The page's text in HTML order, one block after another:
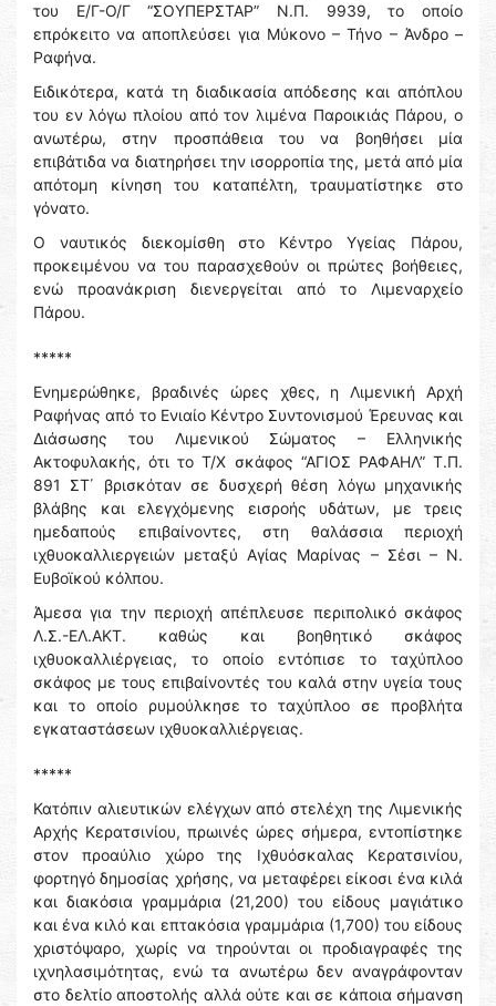
του Ε/Γ-Ο/Γ “ΣΟΥΠΕΡΣΤΑΡ” Ν.Π. 9939, το οποίο
επρόκειτο να αποπλεύσει για Μύκονο – Τήνο – Άνδρο –
Ραφήνα.
Ειδικότερα, κατά τη διαδικασία απόδεσης και απόπλου
του εν λόγω πλοίου από τον λιμένα Παροικιάς Πάρου, ο
ανωτέρω, στην προσπάθεια του να βοηθήσει μία
επιβάτιδα να διατηρήσει την ισορροπία της, μετά από μία
απότομη κίνηση του καταπέλτη, τραυματίστηκε στο
γόνατο.
Ο ναυτικός διεκομίσθη στο Κέντρο Υγείας Πάρου,
προκειμένου να του παρασχεθούν οι πρώτες βοήθειες,
ενώ προανάκριση διενεργείται από το Λιμεναρχείο
Πάρου.
*****
Ενημερώθηκε, βραδινές ώρες χθες, η Λιμενική Αρχή
Ραφήνας από το Ενιαίο Κέντρο Συντονισμού Έρευνας και
Διάσωσης του Λιμενικού Σώματος – Ελληνικής
Ακτοφυλακής, ότι το Τ/Χ σκάφος “ΑΓΙΟΣ ΡΑΦΑΗΛ” Τ.Π.
891 ΣΤ΄ βρισκόταν σε δυσχερή θέση λόγω μηχανικής
βλάβης και ελεγχόμενης εισροής υδάτων, με τρεις
ημεδαπούς επιβαίνοντες, στη θαλάσσια περιοχή
ιχθυοκαλλιεργειών μεταξύ Αγίας Μαρίνας – Σέσι – Ν.
Ευβοϊκού κόλπου.
Άμεσα για την περιοχή απέπλευσε περιπολικό σκάφος
Λ.Σ.-ΕΛ.ΑΚΤ. καθώς και βοηθητικό σκάφος
ιχθυοκαλλιέργειας, το οποίο εντόπισε το ταχύπλοο
σκάφος με τους επιβαίνοντές του καλά στην υγεία τους
και το οποίο ρυμούλκησε το ταχύπλοο σε προβλήτα
εγκαταστάσεων ιχθυοκαλλιέργειας.
*****
Κατόπιν αλιευτικών ελέγχων από στελέχη της Λιμενικής
Αρχής Κερατσινίου, πρωινές ώρες σήμερα, εντοπίστηκε
στον προαύλιο χώρο της Ιχθυόσκαλας Κερατσινίου,
φορτηγό δημοσίας χρήσης, να μεταφέρει είκοσι ένα κιλά
και διακόσια γραμμάρια (21,200) του είδους μαγιάτικο
και ένα κιλό και επτακόσια γραμμάρια (1,700) του είδους
χριστόψαρο, χωρίς να τηρούνται οι προδιαγραφές της
ιχνηλασιμότητας, ενώ τα ανωτέρω δεν αναγράφονταν
στο δελτίο αποστολής αλλά ούτε και σε κάποια σήμανση